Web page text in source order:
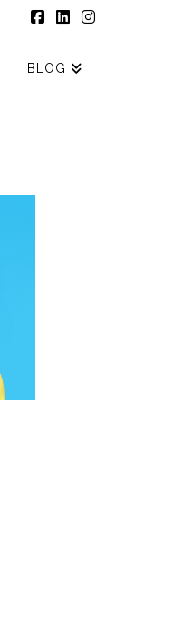
Facebook
LinkedInInstagram
BLOG